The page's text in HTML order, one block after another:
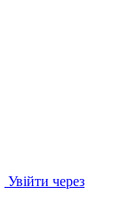
Увійти через